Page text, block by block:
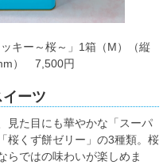
キー～桜～」1箱（M）（縦
） 7,500円
ーツ
見た目にも華やかな「スーパ
桜くず餅ゼリー」の3種類。桜
らではの味わいが楽しめま